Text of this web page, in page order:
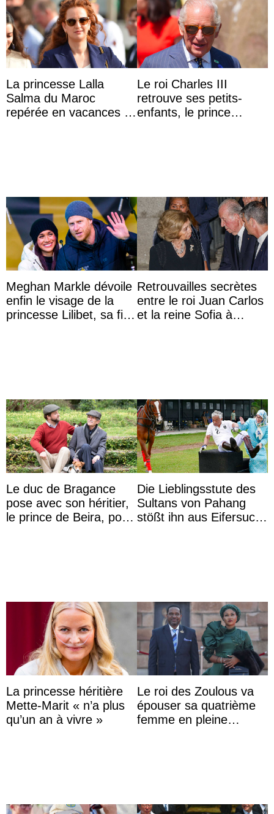
La princesse Lalla
Salma du Maroc
repérée en vacances à
Le roi Charles III
retrouve ses petits-
enfants, le prince
Meghan Markle dévoile
enfin le visage de la
princesse Lilibet, sa fille
Retrouvailles secrètes
entre le roi Juan Carlos
et la reine Sofia à
Le duc de Bragance
pose avec son héritier,
le prince de Beira, pour
Die Lieblingsstute des
Sultans von Pahang
stößt ihn aus Eifersucht
La princesse héritière
Mette-Marit « n’a plus
qu’un an à vivre »
Le roi des Zoulous va
épouser sa quatrième
femme en pleine